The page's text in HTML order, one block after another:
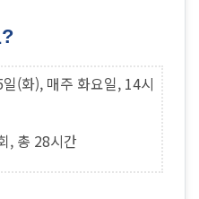
(화), 매주 화요일, 14시
, 총 28시간